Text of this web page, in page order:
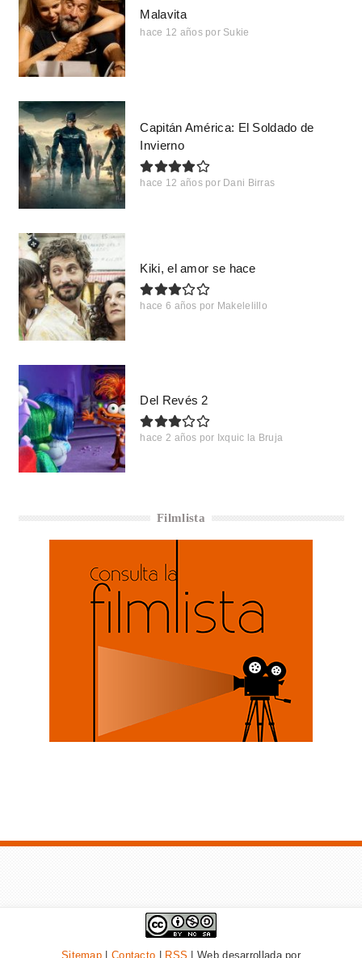
Malavita
hace 12 años por Sukie
Capitán América: El Soldado de
Invierno
hace 12 años por Dani Birras
Kiki, el amor se hace
hace 6 años por Makelelillo
Del Revés 2
hace 2 años por Ixquic la Bruja
Filmlista
Sitemap Contacto RSS | Web desarrollada por